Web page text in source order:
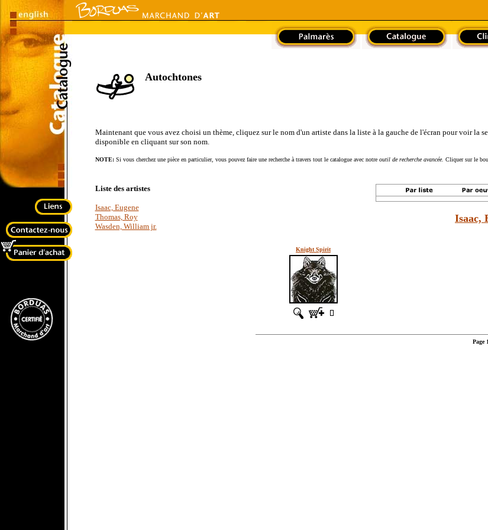
Autochtones
Maintenant que vous avez choisi un thème, cliquez sur le nom d'un artiste dans la liste à la gauche de l'écran pour voir la
disponible en cliquant sur son nom.
NOTE:Si vous cherchez une pièce en particulier, vous pouvez faire une recherche à travers tout le catalogue avec notre outil de recherche avancée. Cliquer sur le
Liste des artistes
Isaac, Eugene
Thomas, Roy
Wasden, William jr.
Isaac,
Knight Spirit
Page